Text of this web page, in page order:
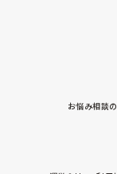
お悩み相談